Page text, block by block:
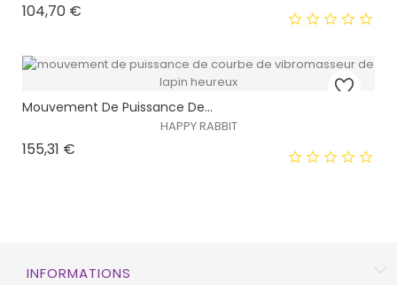
104,70 €
Mouvement De Puissance De...
HAPPY RABBIT
155,31 €
INFORMATIONS